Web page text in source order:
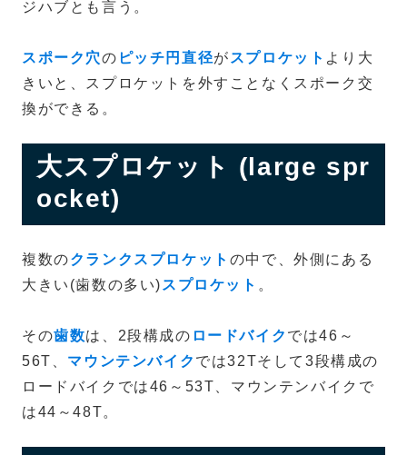
ジハブとも言う。
スポーク穴の ピッチ円直径が スプロケット より大
きいと、スプロケットを外すことなくスポーク交
換ができる。
大スプロケット (large spr
ocket)
複数のクランクスプロケット の中で、外側にある
大きい(歯数の多い) スプロケット 。
その歯数は、2段構成の ロードバイク では46～
56T、 マウンテンバイク では32Tそして3段構成の
ロードバイクでは46～53T、マウンテンバイクで
は44～48T。